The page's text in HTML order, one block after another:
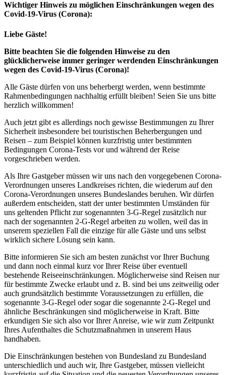
Wichtiger Hinweis zu möglichen Ein­schränk­ungen wegen des
Covid-19-Virus (Corona):
Liebe Gäste!
Bitte beachten Sie die folgenden Hinweise zu den
glücklicherweise immer geringer werdenden Einschränkungen
wegen des Covid-19-Virus (Corona)!
Alle Gäste dürfen von uns beherbergt werden, wenn bestimmte
Rahmenbedingungen nachhaltig erfüllt bleiben! Seien Sie uns bitte
herzlich willkommen!
Auch jetzt gibt es allerdings noch gewisse Bestimmungen zu Ihrer
Sicherheit insbesondere bei touristischen Beherbergungen und
Reisen – zum Beispiel können kurzfristig unter bestimmten
Bedingungen Corona-Tests vor und während der Reise
vorgeschrieben werden.
Als Ihre Gastgeber müssen wir uns nach den vorgegebenen Corona-
Verordnungen unseres Landkreises richten, die wiederum auf den
Corona-Verordnungen unseres Bundeslandes beruhen. Wir dürfen
außerdem entscheiden, statt der unter bestimmten Umständen für
uns geltenden Pflicht zur sogenannten 3-G-Regel zusätzlich nur
nach der sogenannten 2-G-Regel arbeiten zu wollen, weil das in
unserem speziellen Fall die einzige für alle Gäste und uns selbst
wirklich sichere Lösung sein kann.
Bitte informieren Sie sich am besten zunächst vor Ihrer Buchung
und dann noch einmal kurz vor Ihrer Reise über eventuell
bestehende Reiseeinschränkungen. Möglicherweise sind Reisen nur
für bestimmte Zwecke erlaubt und z. B. sind bei uns zeitweilig oder
auch grundsätzlich bestimmte Voraussetzungen zu erfüllen, die
sogenannte 3-G-Regel oder sogar die sogenannte 2-G-Regel und
ähnliche Beschränkungen sind möglicherweise in Kraft. Bitte
erkundigen Sie sich also vor Ihrer Anreise, wie wir zum Zeitpunkt
Ihres Aufenthaltes die Schutzmaßnahmen in unserem Haus
handhaben.
Die Einschränkungen bestehen von Bundesland zu Bundesland
unterschiedlich und auch wir, Ihre Gastgeber, müssen vielleicht